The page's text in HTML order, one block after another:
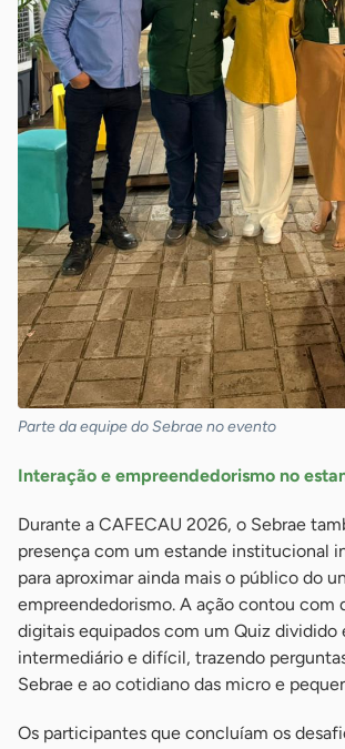
Parte da equipe do Sebrae no evento
Interação e empreendedorismo no
Durante a CAFECAU 2026, o Sebrae
presença com um estande institucional
para aproximar ainda mais o público do
empreendedorismo. A ação contou com
digitais equipados com um Quiz dividido
intermediário e difícil, trazendo
Sebrae e ao cotidiano das micro e
Os participantes que concluíam os